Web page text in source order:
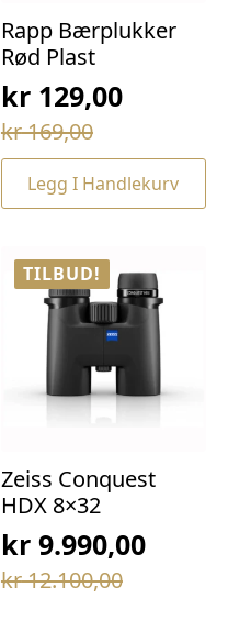
Rapp Bærplukker
Rød Plast
kr169,00
Opprinnelig
pris
var:
kr129,00
Nåværende
pris
er:Legg I Handlekurv
TILBUD!
Zeiss Conquest
HDX 8×32
kr12.100,00
Opprinnelig
kr9.990,00
Nåværende